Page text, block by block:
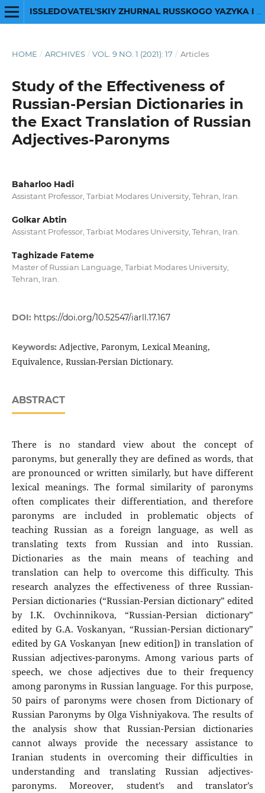
HOME / ARCHIVES / VOL. 9 NO. 1 (2021): 17 / Articles
Study of the Effectiveness of
Russian-Persian Dictionaries in
the Exact Translation of Russian
Adjectives-Paronyms
Baharloo Hadi
Assistant Professor, Tarbiat Modares University, Tehran, Iran.
Golkar Abtin
Assistant Professor, Tarbiat Modares University, Tehran, Iran.
Taghizade Fateme
Мaster of Russian Language, Tarbiat Modares University,
Tehran, Iran.
DOI: https://doi.org/10.52547/iarll.17.167
Keywords: Adjective, Paronym, Lexical Meaning,
Equivalence, Russian-Persian Dictionary.
ABSTRACT
There is no standard view about the concept of
paronyms, but generally they are defined as words, that
are pronounced or written similarly, but have different
lexical meanings. The formal similarity of paronyms
often complicates their differentiation, and therefore
paronyms are included in problematic objects of
teaching Russian as a foreign language, as well as
translating texts from Russian and into Russian.
Dictionaries as the main means of teaching and
translation can help to overcome this difficulty. This
research analyzes the effectiveness of three Russian-
Persian dictionaries (“Russian-Persian dictionary” edited
by I.K. Ovchinnikova, “Russian-Persian dictionary”
edited by G.A. Voskanyan, “Russian-Persian dictionary”
edited by GA Voskanyan [new edition]) in translation of
Russian adjectives-paronyms. Among various parts of
speech, we chose adjectives due to their frequency
among paronyms in Russian language. For this purpose,
50 pairs of paronyms were chosen from Dictionary of
Russian Paronyms by Olga Vishniyakova. The results of
the analysis show that Russian-Persian dictionaries
cannot always provide the necessary assistance to
Iranian students in overcoming their difficulties in
understanding and translating Russian adjectives-
paronyms. Moreover, student’s and translator’s